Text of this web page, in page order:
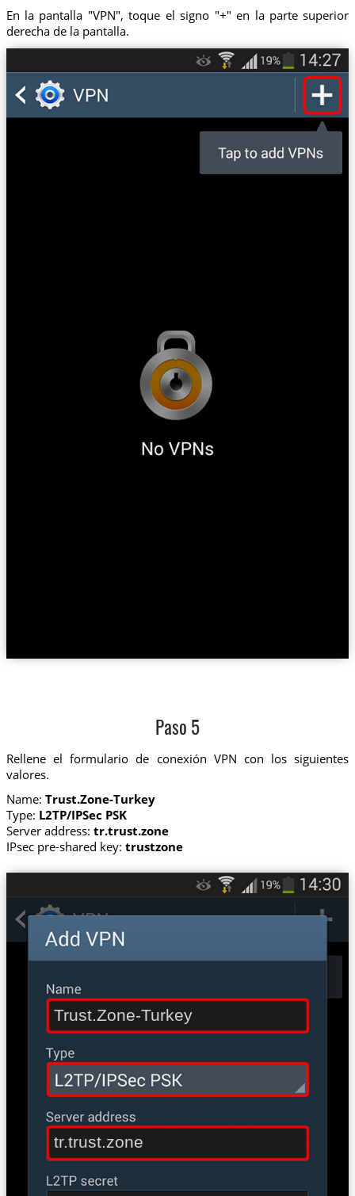
En la pantalla "VPN", toque el signo "+" en la parte superior
derecha de la pantalla.
Paso 5
Rellene el formulario de conexión VPN con los siguientes
valores.
Name: Trust.Zone-Turkey
Type: L2TP/IPSec PSK
Server address: tr.trust.zone
IPsec pre-shared key: trustzone
Trust.Zone-Turkey
tr.trust.zone